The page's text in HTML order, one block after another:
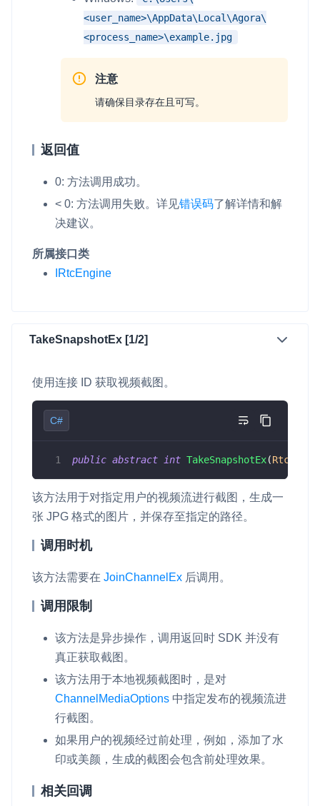
<user_name>\AppData\Local\Agora\
<process_name>\example.jpg
注意
请确保目录存在且可写。
返回值
0: 方法调用成功。
< 0: 方法调用失败。 详见错误码了解详情和解
决建议。
所属接口类
IRtcEngine
TakeSnapshotEx [1/2]
使用连接 ID 获取视频截图。
C#
public abstract int TakeSnapshotEx(
该方法用于对指定用户的视频流进行截图，生成一
张 JPG 格式的图片，并保存至指定的路径。
调用时机
该方法需要在 JoinChannelEx 后调用。
调用限制
该方法是异步操作，调用返回时 SDK 并没有
真正获取截图。
该方法用于本地视频截图时，是对
ChannelMediaOptions 中指定发布的视频流进
行截图。
如果用户的视频经过前处理，例如，添加了水
印或美颜，生成的截图会包含前处理效果。
相关回调